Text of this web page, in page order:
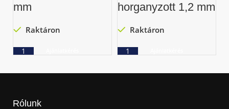
mm
Raktáron
horganyzott 1,2 mm
Raktáron
Rólunk